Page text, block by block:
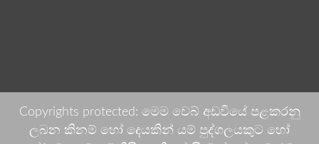
Copyrights protected: මෙම වෙබ් අඩවියේ පළකරනු
ලබන කිනම් හෝ දෙයකින් යම් පුද්ගලයකුට හෝ